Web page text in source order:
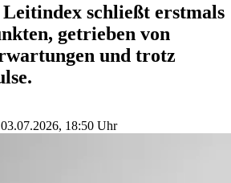
schließt erstmals
getrieben von
und trotz
03.07.2026, 18:50 Uhr